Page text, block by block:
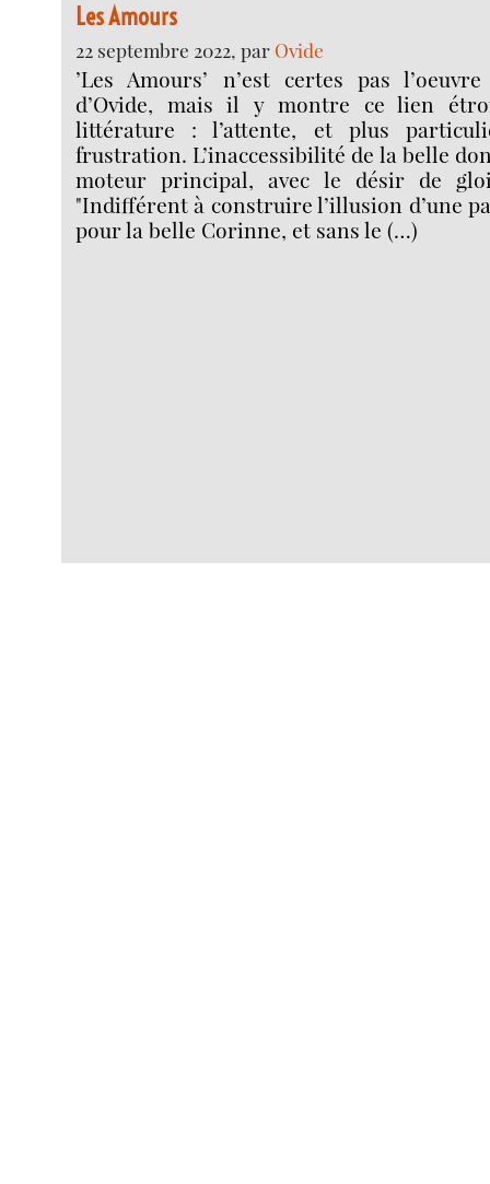
Les Amours
22 septembre 2022, par Ovide
’Les Amours’ n’est certes pas
d’Ovide, mais il y montre ce lien
littérature : l’attente, et plus
frustration. L’inaccessibilité de la belle
moteur principal, avec le désir de
"Indifférent à construire l’illusion d’une
pour la belle Corinne, et sans le (…)